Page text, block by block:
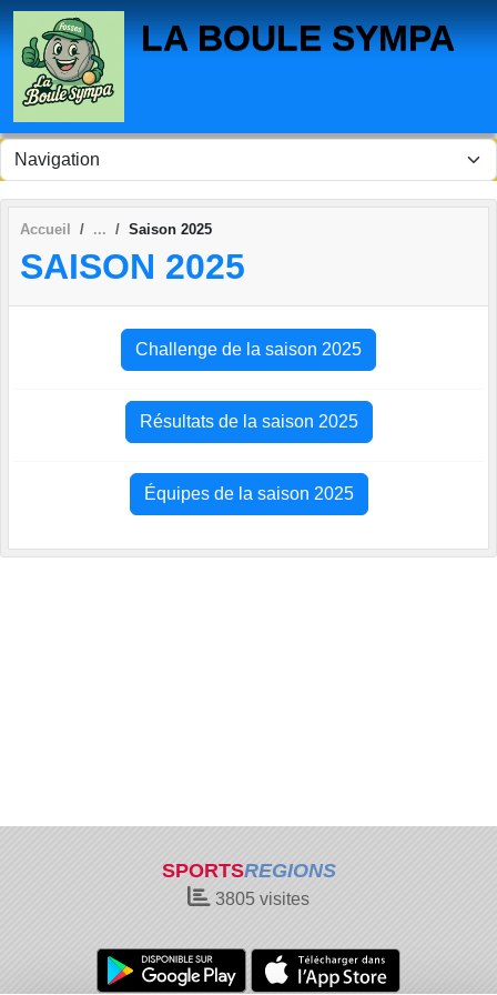
LA BOULE SYMPA
Accueil Saison 2025
SAISON 2025
Challenge de la saison 2025
Résultats de la saison 2025
Équipes de la saison 2025
SPORTSREGIONS
3805 visites
Panneau de gestion des cookies